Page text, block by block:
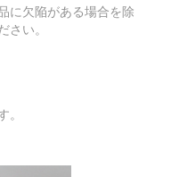
に欠陥がある場合を除
い。